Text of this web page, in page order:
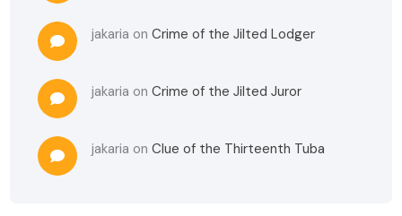
jakaria onCrime of the Jilted Lodger
jakaria onCrime of the Jilted Juror
jakaria onClue of the Thirteenth Tuba